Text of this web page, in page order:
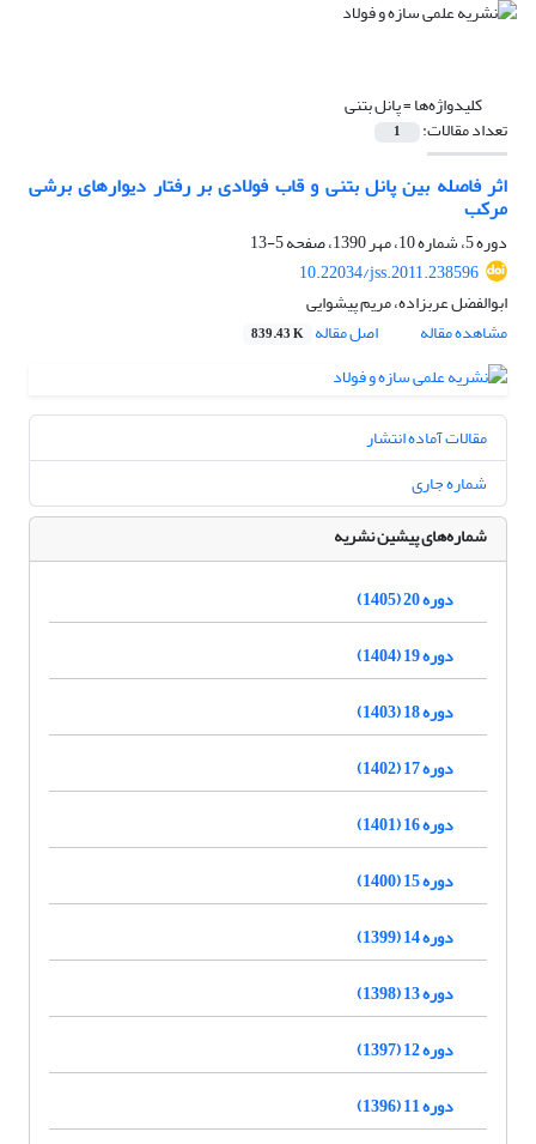
کلیدواژه‌ها =پانل بتنی
تعداد مقالات: 1
اثر فاصله بین پانل بتنی و قاب فولادی بر رفتار دیوارهای برشی
مرکب
دوره 5، شماره 10، مهر 1390، صفحه
5-13
10.22034/jss.2011.238596
ابوالفضل عربزاده، مریم پیشوایی
مشاهده مقاله
اصل مقاله 839.43 K
مقالات آماده انتشار
شماره جاری
شماره‌های پیشین نشریه
دوره 20 (1405)
دوره 19 (1404)
دوره 18 (1403)
دوره 17 (1402)
دوره 16 (1401)
دوره 15 (1400)
دوره 14 (1399)
دوره 13 (1398)
دوره 12 (1397)
دوره 11 (1396)